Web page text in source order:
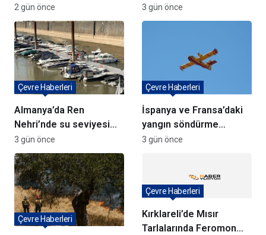
Çalışmaları Devam
Ediyor
2 gün önce
Yangınlarında
Ağaçlandırma Devam
3 gün önce
Almanya’da Ren
Nehri’nde su seviyesi
tarihi düşüşte
Çevre Haberleri
3 gün önce
İspanya ve Fransa’daki
yangın söndürme
uçakları Türkiye’ye
Çevre Haberleri
3 gün önce
Çevre Haberleri
Kırklareli’de Mısır
Tarlalarında Feromon
Çevre Haberleri